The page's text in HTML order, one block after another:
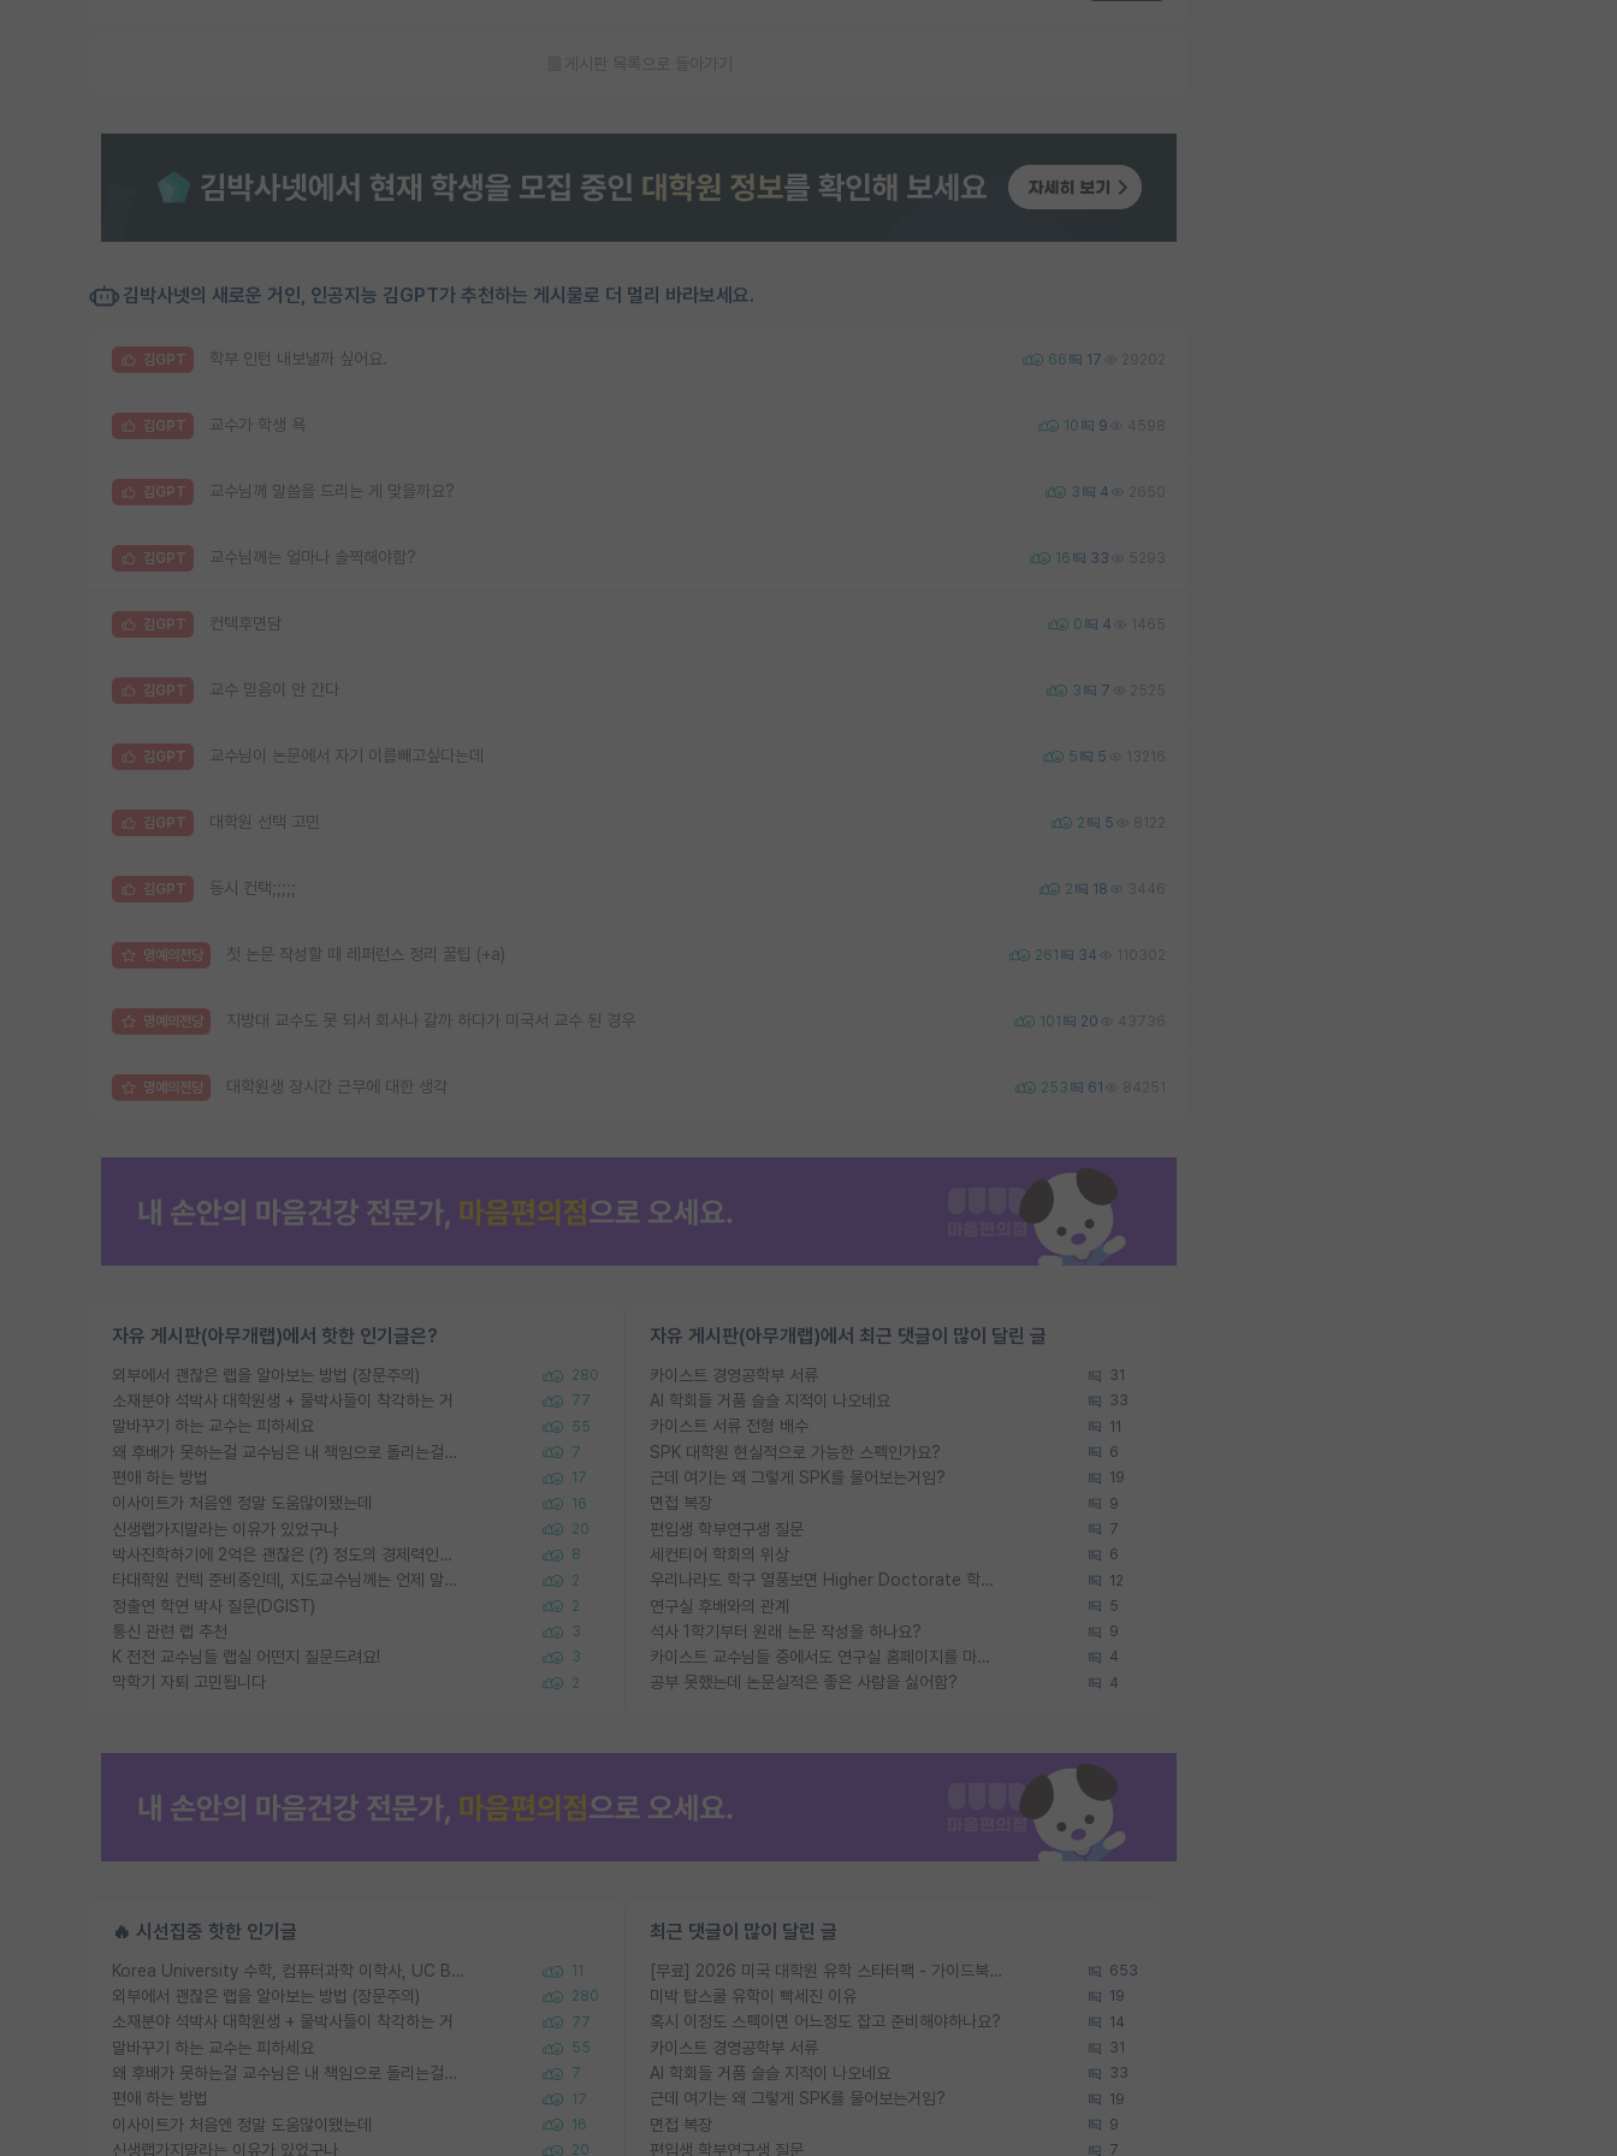
게시판 목록으로 돌아가기
김박사넷의 새로운 거인, 인공지능 김GPT가 추천하는 게시물로 더 멀리 바라보세요.
김GPT 학부 인턴 내보낼까 싶어요. 66 17 29202
김GPT 교수가 학생 욕 10 9 4598
김GPT 교수님께 말씀을 드리는 게 맞을까요? 3 4 2650
김GPT 교수님께는 얼마나 솔찍해야함? 16 33 5293
김GPT 컨택후면담 0 4 1465
김GPT 교수 믿음이 안 간다 3 7 2525
김GPT 교수님이 논문에서 자기 이릅빼고싶다는데 5 5 13216
김GPT 대학원 선택 고민 2 5 8122
김GPT 동시 컨택;;;;; 2 18 3446
명예의전당 첫 논문 작성할 때 레퍼런스 정리 꿀팁 (+a) 261 34 110302
명예의전당 지방대 교수도 못 되서 회사나 갈까 하다가 미국서 교수 된 경우 101 20 43736
명예의전당 대학원생 장시간 근무에 대한 생각 253 61 84251
자유 게시판(아무개랩)에서 핫한 인기글은?
외부에서 괜찮은 랩을 알아보는 방법 (장문주의) 280
소재분야 석박사 대학원생 + 물박사들이 착각하는 거 77
말바꾸기 하는 교수는 피하세요 55
왜 후배가 못하는걸 교수님은 내 책임으로 돌리는걸까요? 7
편애 하는 방법 17
이사이트가 처음엔 정말 도움많이됐는데 16
신생랩가지말라는 이유가 있었구나 20
박사진학하기에 2억은 괜찮은 (?) 정도의 경제력인가요 8
타대학원 컨텍 준비중인데, 지도교수님께는 언제 말씀드려야 할까요? 2
정출연 학연 박사 질문(DGIST) 2
통신 관련 랩 추천 3
K 전전 교수님들 랩실 어떤지 질문드려요! 3
막학기 자퇴 고민됩니다 2
자유 게시판(아무개랩)에서 최근 댓글이 많이 달린 글
카이스트 경영공학부 서류 31
AI 학회들 거품 슬슬 지적이 나오네요 33
카이스트 서류 전형 배수 11
SPK 대학원 현실적으로 가능한 스펙인가요? 6
근데 여기는 왜 그렇게 SPK를 물어보는거임? 19
면접 복장 9
편입생 학부연구생 질문 7
세컨티어 학회의 위상 6
우리나라도 학구 열풍보면 Higher Doctorate 학위가 필요하다고 봅니다. 12
연구실 후배와의 관계 5
석사 1학기부터 원래 논문 작성을 하나요? 9
카이스트 교수님들 중에서도 연구실 홈페이지를 마련 안 하신 분들이 계시던데 4
공부 못했는데 논문실적은 좋은 사람을 싫어함? 4
🔥 시선집중 핫한 인기글
Korea University 수학, 컴퓨터과학 이학사, UC Berkeley 산업공학 대학원 공학박사가 되는 것은 쉽지 않겠죠? 11
외부에서 괜찮은 랩을 알아보는 방법 (장문주의) 280
소재분야 석박사 대학원생 + 물박사들이 착각하는 거 77
말바꾸기 하는 교수는 피하세요 55
왜 후배가 못하는걸 교수님은 내 책임으로 돌리는걸까요? 7
편애 하는 방법 17
이사이트가 처음엔 정말 도움많이됐는데 16
신생랩가지말라는 이유가 있었구나 20
최근 댓글이 많이 달린 글
[무료] 2026 미국 대학원 유학 스타터팩 - 가이드북 & 합격자 컨택메일 템플릿 653
미박 탑스쿨 유학이 빡세진 이유 19
혹시 이정도 스펙이면 어느정도 잡고 준비해야하나요? 14
카이스트 경영공학부 서류 31
AI 학회들 거품 슬슬 지적이 나오네요 33
근데 여기는 왜 그렇게 SPK를 물어보는거임? 19
면접 복장 9
편입생 학부연구생 질문 7